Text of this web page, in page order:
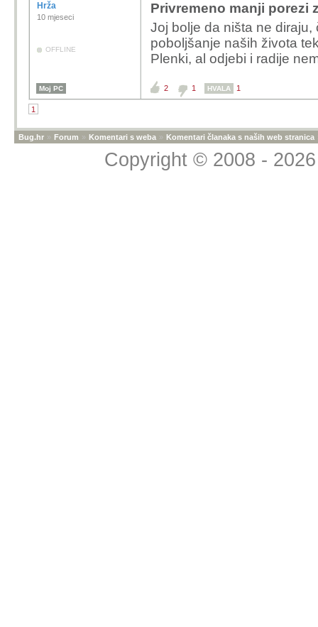
Hrža
10 mjeseci
OFFLINE
Privremeno manji porezi
Joj bolje da ništa ne
poboljšanje naših života
Plenki, al odjebi i radije
Moj PC 2 1 HVALA 1
1
Bug.hr » Forum » Komentari s weba » Komentari članaka s naših web stranica
Copyright © 2008 -